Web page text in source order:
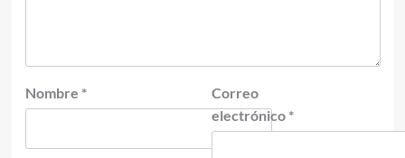
Nombre *
Correo
electrónico *